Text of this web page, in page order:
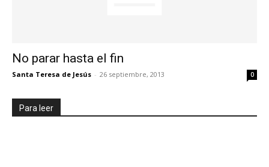
No parar hasta el fin
Santa Teresa de Jesús - 26 septiembre, 2013 0
Para leer